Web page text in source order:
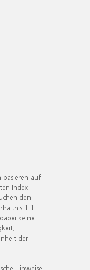
basieren auf
Index-
den
1:1
keine
der